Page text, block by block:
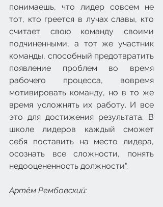
понимаешь, что лидер совсем не
тот, кто греется в лучах славы, кто
считает свою команду своими
подчиненными, а тот же участник
команды, способный предотвратить
появление проблем во время
рабочего процесса, вовремя
мотивировать команду, но в то же
время усложнять их работу. И все
это для достижения результата. В
школе лидеров каждый сможет
себя поставить на место лидера,
осознать все сложности, понять
недооцененность должности".
Артём Рембовский: